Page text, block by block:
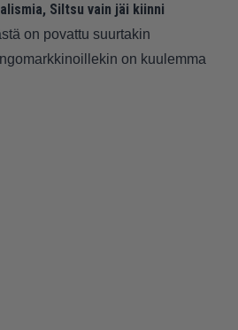
Siltsu vain jäi kiinni
on povattu suurtakin
on kuulemma